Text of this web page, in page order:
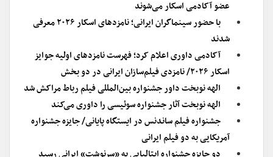
عضو آکادمی اسکار می‌شوند
با حضور سینماگران ایرانی؛ نامزدهای اسکار ۲۰۲۶ معرفی
شدند
آکادمی داوری اعلام کرد؛ فهرست نامزدهای اولیه جوایز
اسکار ۲۰۲۶/ نامزدی فیلم‌سازان ایرانی در دو بخش
الهه نوبخت داور جشنواره بین‌المللی فیلم رباط مراکش شد
الهه نوبخت آثار جشنواره سوئیسی را داوری می‌کند
جشنواره فیلم ساندنس در ایستگاه پایانی/ جایزه جشنواره
آمریکایی به دو فیلم ایرانی